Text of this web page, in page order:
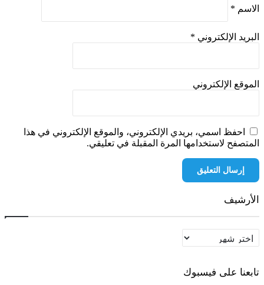
*
الإلكتروني*
الإلكتروني
احفظ اسمي، بريدي الإلكتروني، والموقع الإلكتروني في هذا
لاستخدامها المرة المقبلة في تعليقي.
على فيسبوك